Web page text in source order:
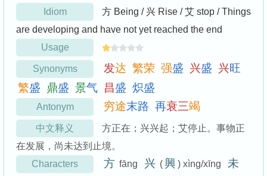
Idiom
方 Being / 兴 Rise / 艾 stop / Things
are developing and have not yet reached the end
Usage
Synonyms 发达 繁荣 强盛 兴盛 兴旺
繁盛 鼎盛 景气 昌盛 炽盛
Antonym 穷途末路 再衰三竭
中文释义
方正在；兴兴起；艾停止。事物正
在发展，尚未达到止境。
Characters
方 fāng 兴 (興) xìng/xīng 未